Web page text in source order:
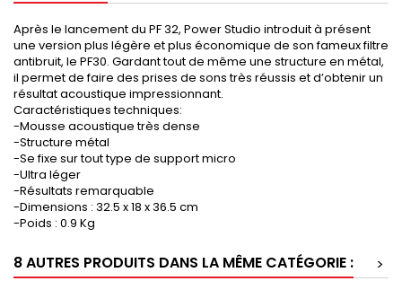
Après le lancement du PF 32, Power Studio introduit à présent
une version plus légère et plus économique de son fameux filtre
antibruit, le PF30. Gardant tout de même une structure en métal,
il permet de faire des prises de sons très réussis et d’obtenir un
résultat acoustique impressionnant.
Caractéristiques techniques:
-Mousse acoustique très dense
-Structure métal
-Se fixe sur tout type de support micro
-Ultra léger
-Résultats remarquable
-Dimensions : 32.5 x 18 x 36.5 cm
-Poids : 0.9 Kg
8 AUTRES PRODUITS DANS LA MÊME CATÉGORIE :
>